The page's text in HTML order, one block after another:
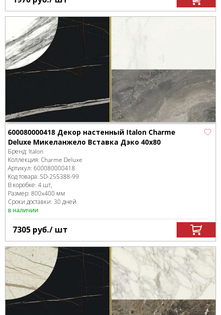
600080000418 Декор настенный Italon Charme
Deluxe Микеланжело Вставка Дэко 40x80
Бренд: Italon
Коллекция: Charme Deluxe
Артикул: 600080000418
Код товара: SD-255388-99
В коробке: 4 шт,
Размер: 800x400 мм
Сроки доставки: 30 дней
в наличии
7305 руб./ шт